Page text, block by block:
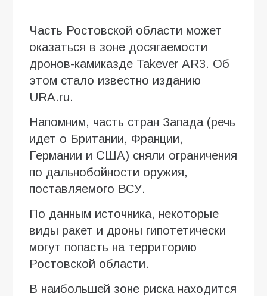
Часть Ростовской области может
оказаться в зоне досягаемости
дронов-камиказде Takever AR3. Об
этом стало известно изданию
URA.ru.
Напомним, часть стран Запада (речь
идет о Британии, Франции,
Германии и США) сняли ограничения
по дальнобойности оружия,
поставляемого ВСУ.
По данным источника, некоторые
виды ракет и дроны гипотетически
могут попасть на территорию
Ростовской области.
В наибольшей зоне риска находится